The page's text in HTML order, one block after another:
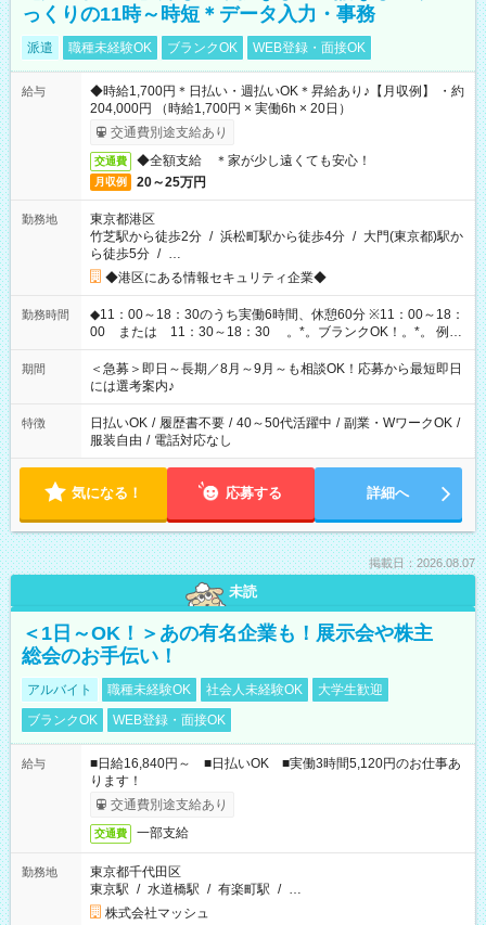
っくりの11時～時短＊データ入力・事務
派遣 職種未経験OK ブランクOK WEB登録・面接OK
給与
◆時給1,700円＊日払い・週払いOK＊昇給あり♪【月収例】 ・約
204,000円 （時給1,700円 × 実働6h × 20日）
交通費別途支給あり
交通費 ◆全額支給 ＊家が少し遠くても安心！
月収例 20～25万円
勤務地
東京都港区
竹芝駅から徒歩2分 / 浜松町駅から徒歩4分 / 大門(東京都)駅か
ら徒歩5分 / …
◆港区にある情報セキュリティ企業◆
勤務時間
◆11：00～18：30のうち実働6時間、休憩60分 ※11：00～18：
00 または 11：30～18：30 。*。ブランクOK！。*。 例え
ば前職が、 在宅/財団法人/事務/コールセンター/受付/販売/カフェ
スタッフ スイーツ販売/ホテルフロント/化粧品販売/など 様々な
業界から入社して活躍されています♪
期間
＜急募＞即日～長期／8月～9月～も相談OK！応募から最短即日
には選考案内♪
特徴 日払いOK / 履歴書不要 / 40～50代活躍中 / 副業・WワークOK /
服装自由 / 電話対応なし
気になる！ 応募する 詳細へ
掲載日：2026.08.07
未読
＜1日～OK！＞あの有名企業も！展示会や株主
総会のお手伝い！
アルバイト 職種未経験OK 社会人未経験OK
大学生歓迎
ブランクOK
WEB登録・面接OK
給与
■日給16,840円～ ■日払いOK ■実働3時間5,120円のお仕事あ
ります！
交通費別途支給あり
交通費 一部支給
勤務地
東京都千代田区
東京駅 / 水道橋駅 / 有楽町駅 / …
株式会社マッシュ